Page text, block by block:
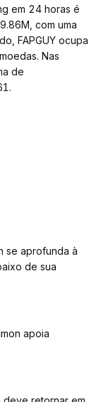
em 24 horas é
com uma
FAPGUY ocupa
Nas
de
se aprofunda à
de sua
apoia